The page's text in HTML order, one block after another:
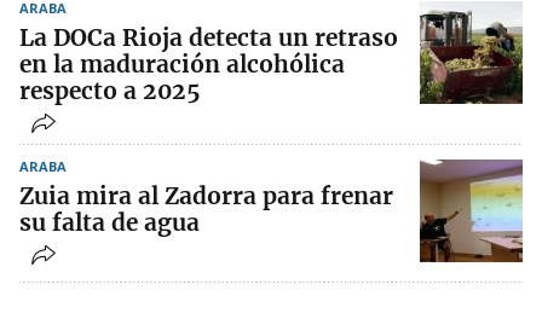
ARABA
La DOCa Rioja detecta un retraso
en la maduración alcohólica
respecto a 2025
ARABA
Zuia mira al Zadorra para frenar
su falta de agua